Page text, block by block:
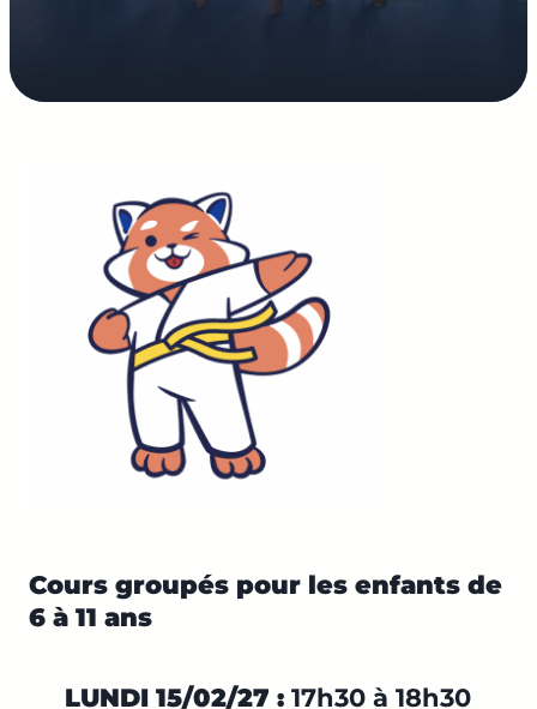
Cours groupés pour les enfants de
6 à 11 ans
LUNDI 15/02/27 : 17h30 à 18h30